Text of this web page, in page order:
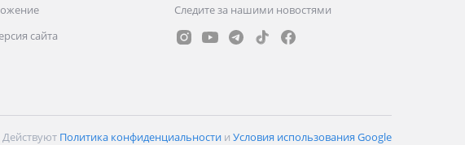
сайта
Следите за нашими новостями
Политика конфиденциальности и Условия использования Google